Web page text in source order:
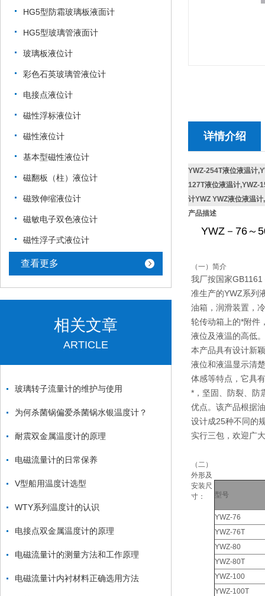
HG5型防霜玻璃板液面计
HG5型玻璃管液面计
玻璃板液位计
彩色石英玻璃管液位计
电接点液位计
磁性浮标液位计
磁性液位计
基本型磁性液位计
磁翻板（柱）液位计
磁致伸缩液位计
磁敏电子双色液位计
磁性浮子式液位计
查看更多
相关文章
ARTICLE
玻璃转子流量计的维护与使用
为何杀菌锅偏爱杀菌锅水银温度计？
耐震双金属温度计的原理
电磁流量计的日常保养
V型船用温度计选型
WTY系列温度计的认识
电接点双金属温度计的原理
电磁流量计的测量方法和工作原理
电磁流量计内衬材料正确选用方法
详情介绍
YWZ-254T液位液温计
127T液位液温计,YWZ-
计YWZ YWZ液位液温
产品描述
YWZ－76～
（一）简介
我厂按国家
准生产的YWZ系列
油箱，润滑装置，
轮传动箱上的*附件
液位及液温的高低。
本产品具有设计新
液位和液温显示清
体感等特点，它具
*，坚固、防裂、防
优点。该产品根据
设计成25种不同的
实行三包，欢迎广
（二）
外形及
安装尺
寸：
型号
YWZ-76
YWZ-76T
YWZ-80
YWZ-80T
YWZ-100
YWZ-100T